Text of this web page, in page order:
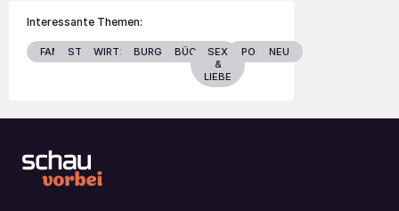
Interessante Themen:
FAMILIESTARSWIRTSCHAFTBURGENLANDBÜCHERSEX
&
LIEBE
POLITIKNEU